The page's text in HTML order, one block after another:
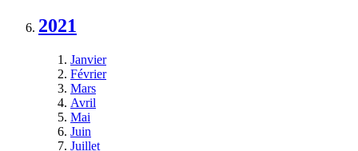
2021
Janvier
Février
Mars
Avril
Mai
Juin
Juillet